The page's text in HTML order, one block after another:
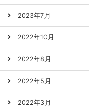
2023年7月
2022年10月
2022年8月
2022年5月
2022年3月